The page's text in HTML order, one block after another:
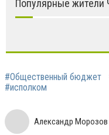
Популярные жители
#Общественный бюджет
#исполком
Александр Морозов